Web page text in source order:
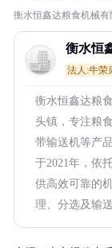
衡水恒鑫达粮食机械有
衡水恒
法人:牛荣
衡水恒鑫达粮
头镇，专注粮
带输送机等产
于2021年，依
供高效可靠的
理、分选及输